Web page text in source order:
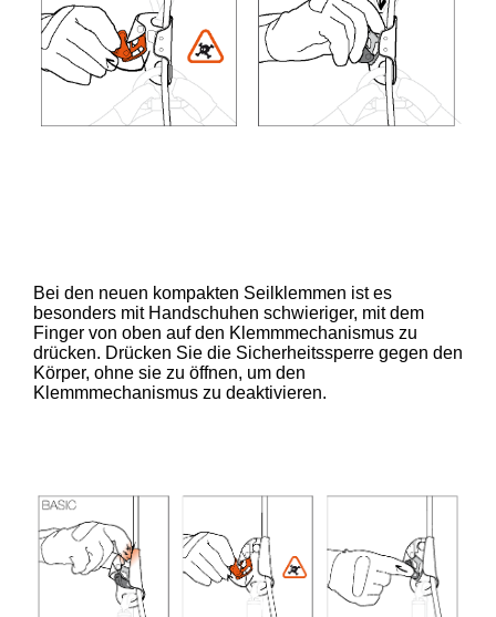
Bei den neuen kompakten Seilklemmen ist es
besonders mit Handschuhen schwieriger, mit dem
Finger von oben auf den Klemmmechanismus zu
drücken. Drücken Sie die Sicherheitssperre gegen den
Körper, ohne sie zu öffnen, um den
Klemmmechanismus zu deaktivieren.